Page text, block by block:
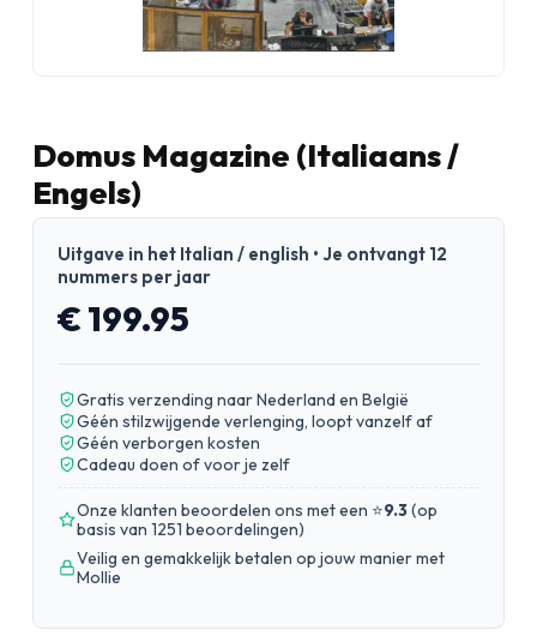
Domus Magazine (Italiaans /
Engels)
Uitgave in het Italian / english • Je ontvangt 12
nummers per jaar
€ 199.95
Gratis verzending naar Nederland en België
Géén stilzwijgende verlenging, loopt vanzelf af
Géén verborgen kosten
Cadeau doen of voor je zelf
Onze klanten beoordelen ons met een ⭐9.3(op
basis van 1251 beoordelingen)
Veilig en gemakkelijk betalen op jouw manier met
Mollie